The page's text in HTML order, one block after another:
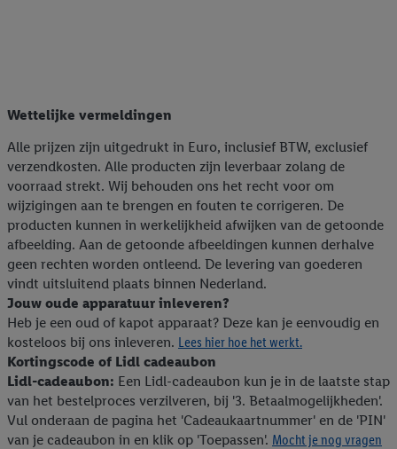
Wettelijke vermeldingen
Alle prijzen zijn uitgedrukt in Euro, inclusief BTW, exclusief
verzendkosten. Alle producten zijn leverbaar zolang de
voorraad strekt. Wij behouden ons het recht voor om
wijzigingen aan te brengen en fouten te corrigeren. De
producten kunnen in werkelijkheid afwijken van de getoonde
afbeelding. Aan de getoonde afbeeldingen kunnen derhalve
geen rechten worden ontleend. De levering van goederen
vindt uitsluitend plaats binnen Nederland.
Jouw oude apparatuur inleveren?
Heb je een oud of kapot apparaat? Deze kan je eenvoudig en
kosteloos bij ons inleveren. Lees hier hoe het werkt.
Kortingscode of Lidl cadeaubon
Lidl-cadeaubon: Een Lidl-cadeaubon kun je in de laatste stap
van het bestelproces verzilveren, bij '3. Betaalmogelijkheden'.
Vul onderaan de pagina het 'Cadeaukaartnummer' en de 'PIN'
van je cadeaubon in en klik op 'Toepassen'. Mocht je nog vragen